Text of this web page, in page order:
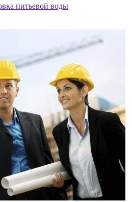
питьевой воды